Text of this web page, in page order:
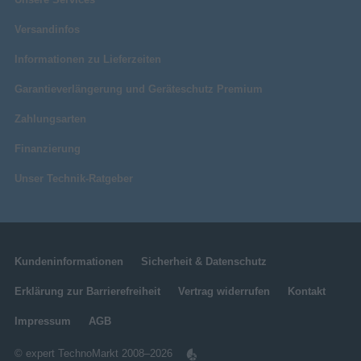
Versandinfos
Informationen zu Lieferzeiten
Garantieverlängerung und Geräteschutz Premium
Zahlungsarten
Finanzierung
Unser Technik-Ratgeber
Kundeninformationen Sicherheit & Datenschutz
Erklärung zur Barrierefreiheit Vertrag widerrufen Kontakt
Impressum AGB
© expert TechnoMarkt 2008–2026